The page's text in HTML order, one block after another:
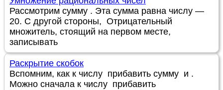
Рассмотрим сумму . Эта сумма равна числу —
20. С другой стороны, Отрицательный
множитель, стоящий на первом месте,
записывать
Раскрытие скобок
Вспомним, как к числу прибавить сумму и .
Можно сначала к числу прибавить